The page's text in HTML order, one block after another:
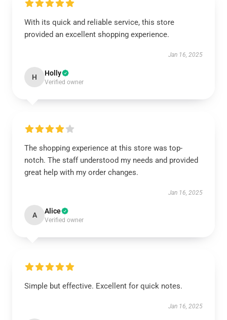
With its quick and reliable service, this store
provided an excellent shopping experience.
Jan 16, 2025
H Holly
Verified owner
The shopping experience at this store was top-
notch. The staff understood my needs and provided
great help with my order changes.
Jan 16, 2025
A Alice
Verified owner
Simple but effective. Excellent for quick notes.
Jan 16, 2025